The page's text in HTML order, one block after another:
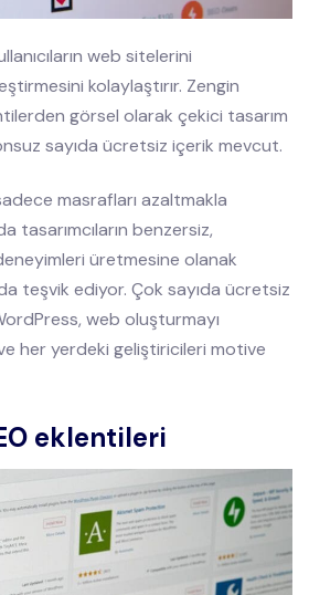
web sitelerini
kolaylaştırır. Zengin
görsel olarak çekici tasarım
sayıda ücretsiz içerik mevcut.
masrafları azaltmakla
tasarımcıların benzersiz,
üretmesine olanak
da teşvik ediyor. Çok sayıda ücretsiz
web oluşturmayı
her yerdeki geliştiricileri motive
eklentileri